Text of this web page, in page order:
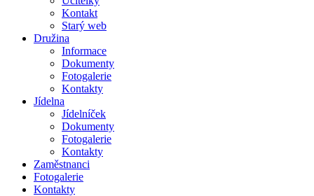
Kontakt
Starý web
Družina
Informace
Dokumenty
Fotogalerie
Kontakty
Jídelna
Jídelníček
Dokumenty
Fotogalerie
Kontakty
Zaměstnanci
Fotogalerie
Kontakty